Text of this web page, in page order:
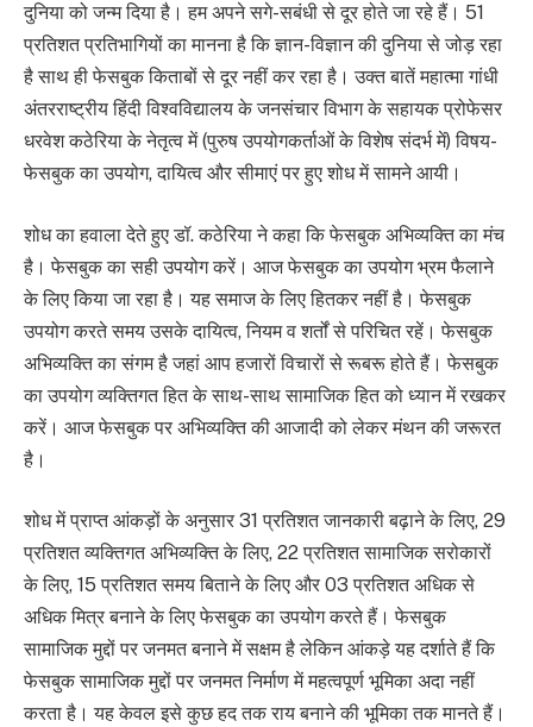
दुनिया को जन्म दिया है। हम अपने सगे-सबंधी से दूर होते जा रहे हैं। 51
प्रतिशत प्रतिभागियों का मानना है कि ज्ञान-विज्ञान की दुनिया से जोड़ रहा
है साथ ही फेसबुक किताबों से दूर नहीं कर रहा है। उक्त बातें महात्मा गांधी
अंतरराष्ट्रीय हिंदी विश्वविद्यालय के जनसंचार विभाग के सहायक प्रोफेसर
धरवेश कठेरिया के नेतृत्व में (पुरुष उपयोगकर्ताओं के विशेष संदर्भ में) विषय-
फेसबुक का उपयोग, दायित्व और सीमाएं पर हुए शोध में सामने आयी।
शोध का हवाला देते हुए डॉ. कठेरिया ने कहा कि फेसबुक अभिव्यक्ति का मंच
है। फेसबुक का सही उपयोग करें। आज फेसबुक का उपयोग भ्रम फैलाने
के लिए किया जा रहा है। यह समाज के लिए हितकर नहीं है। फेसबुक
उपयोग करते समय उसके दायित्व, नियम व शर्तों से परिचित रहें। फेसबुक
अभिव्यक्ति का संगम है जहां आप हजारों विचारों से रूबरू होते हैं। फेसबुक
का उपयोग व्यक्तिगत हित के साथ-साथ सामाजिक हित को ध्यान में रखकर
करें। आज फेसबुक पर अभिव्यक्ति की आजादी को लेकर मंथन की जरूरत
है।
शोध में प्राप्त आंकड़ों के अनुसार 31 प्रतिशत जानकारी बढ़ाने के लिए, 29
प्रतिशत व्यक्तिगत अभिव्यक्ति के लिए, 22 प्रतिशत सामाजिक सरोकारों
के लिए, 15 प्रतिशत समय बिताने के लिए और 03 प्रतिशत अधिक से
अधिक मित्र बनाने के लिए फेसबुक का उपयोग करते हैं। फेसबुक
सामाजिक मुद्दों पर जनमत बनाने में सक्षम है लेकिन आंकड़े यह दर्शाते हैं कि
फेसबुक सामाजिक मुद्दों पर जनमत निर्माण में महत्वपूर्ण भूमिका अदा नहीं
करता है। यह केवल इसे कुछ हद तक राय बनाने की भूमिका तक मानते हैं।